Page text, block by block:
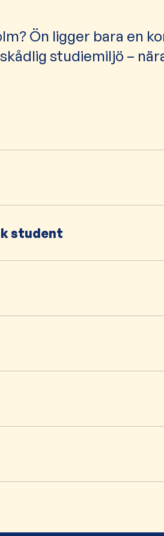
Ön ligger bara en
studiemiljö –
student